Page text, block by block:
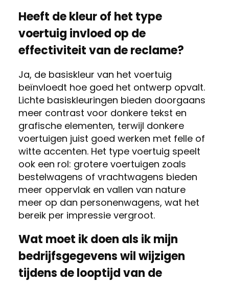
Heeft de kleur of het type
voertuig invloed op de
effectiviteit van de reclame?
Ja, de basiskleur van het voertuig
beïnvloedt hoe goed het ontwerp opvalt.
Lichte basiskleuringen bieden doorgaans
meer contrast voor donkere tekst en
grafische elementen, terwijl donkere
voertuigen juist goed werken met felle of
witte accenten. Het type voertuig speelt
ook een rol: grotere voertuigen zoals
bestelwagens of vrachtwagens bieden
meer oppervlak en vallen van nature
meer op dan personenwagens, wat het
bereik per impressie vergroot.
Wat moet ik doen als ik mijn
bedrijfsgegevens wil wijzigen
tijdens de looptijd van de